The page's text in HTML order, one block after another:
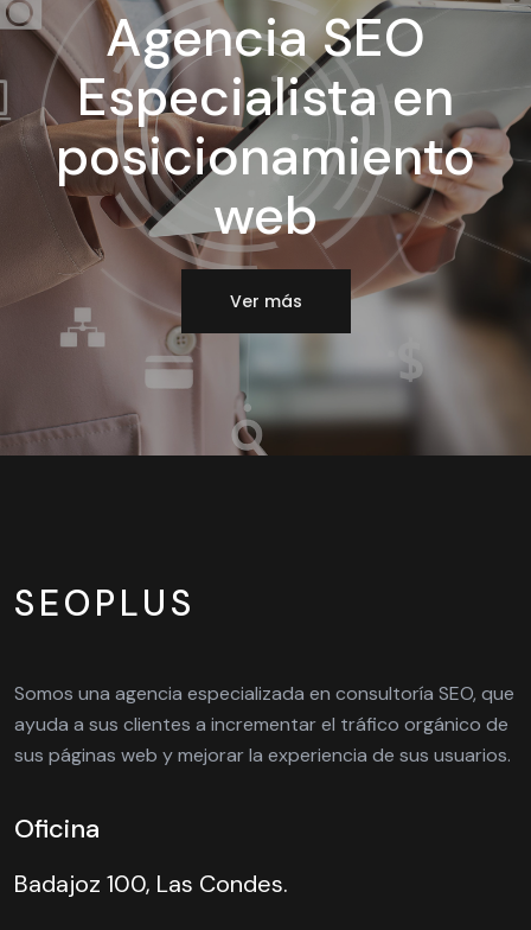
Agencia SEO
Especialista en
posicionamiento
web
Ver más
SEOPLUS
Somos una agencia especializada en consultoría SEO, que
ayuda a sus clientes a incrementar el tráfico orgánico de
sus páginas web y mejorar la experiencia de sus usuarios.
Oficina
Badajoz 100, Las Condes.